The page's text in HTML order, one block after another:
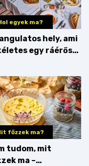
egyek ma?
hely, ami
egy ráérős
főzzek ma?
tudom, mit
ma –